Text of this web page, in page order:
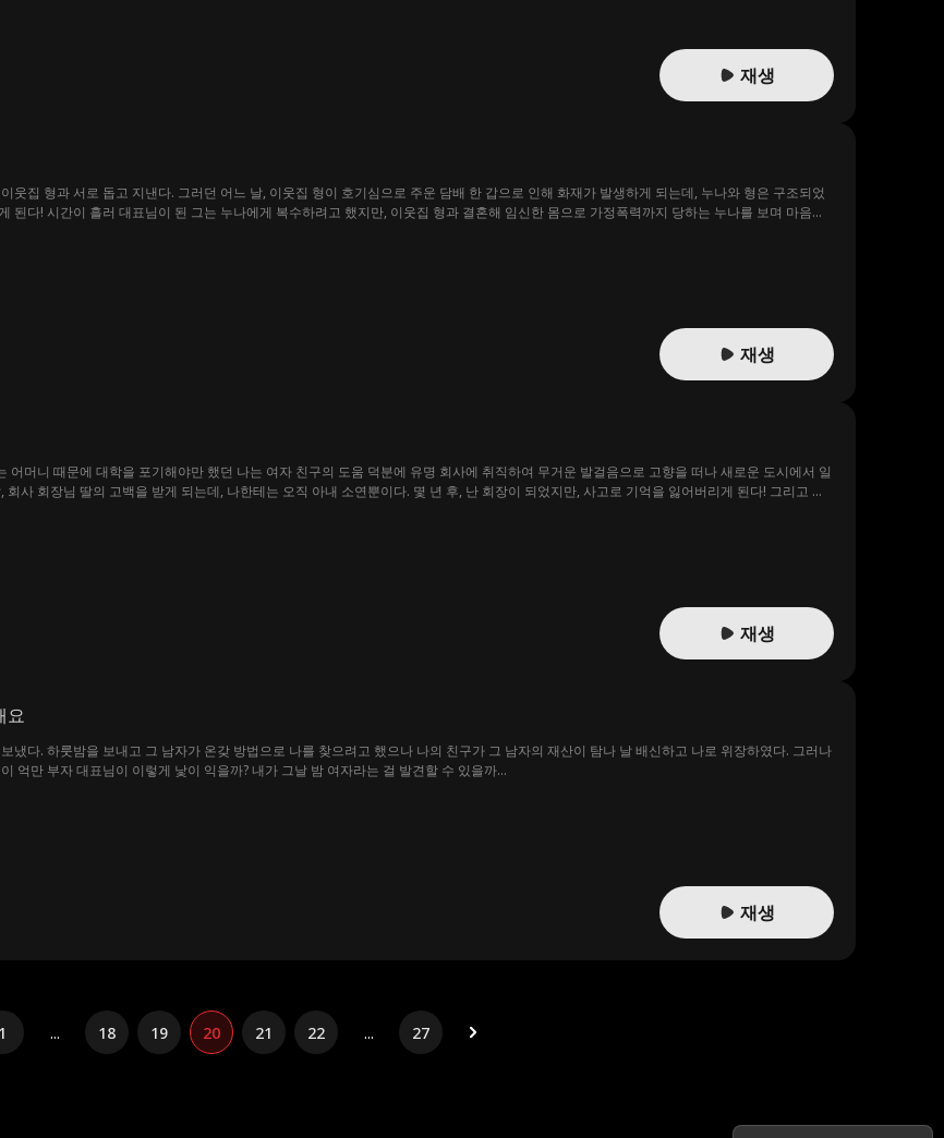
재생
웃집 형과 서로 돕고 지낸다. 그러던 어느 날, 이웃집 형이 호기심으로 주운 담배 한 갑으로 인해 화재가 발생하게 되는데, 누나와 형은 구조되었
된다! 시간이 흘러 대표님이 된 그는 누나에게 복수하려고 했지만, 이웃집 형과 결혼해 임신한 몸으로 가정폭력까지 당하는 누나를 보며 마음이
재생
어머니 때문에 대학을 포기해야만 했던 나는 여자 친구의 도움 덕분에 유명 회사에 취직하여 무거운 발걸음으로 고향을 떠나 새로운 도시에서 일
회사 회장님 딸의 고백을 받게 되는데, 나한테는 오직 아내 소연뿐이다. 몇 년 후, 난 회장이 되었지만, 사고로 기억을 잃어버리게 된다! 그리고 두
재생
요
냈다. 하룻밤을 보내고 그 남자가 온갖 방법으로 나를 찾으려고 했으나 나의 친구가 그 남자의 재산이 탐나 날 배신하고 나로 위장하였다. 그러나
억만 부자 대표님이 이렇게 낯이 익을까? 내가 그날 밤 여자라는 걸 발견할 수 있을까...
재생
1 ... 18 19 20 21 22 ... 27